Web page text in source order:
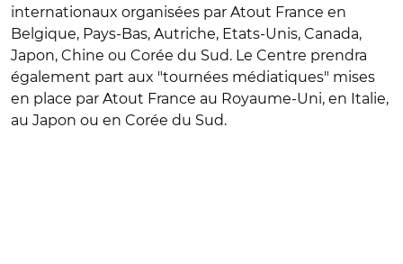
internationaux organisées par Atout France en
Belgique, Pays-Bas, Autriche, Etats-Unis, Canada,
Japon, Chine ou Corée du Sud. Le Centre prendra
également part aux "tournées médiatiques" mises
en place par Atout France au Royaume-Uni, en Italie,
au Japon ou en Corée du Sud.